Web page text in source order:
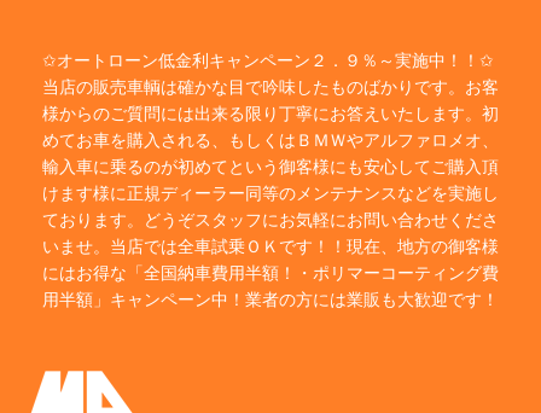
✩オートローン低金利キャンペーン２．９％～実施中！！✩
当店の販売車輌は確かな目で吟味したものばかりです。お客
様からのご質問には出来る限り丁寧にお答えいたします。初
めてお車を購入される、もしくはＢＭＷやアルファロメオ、
輸入車に乗るのが初めてという御客様にも安心してご購入頂
けます様に正規ディーラー同等のメンテナンスなどを実施し
ております。どうぞスタッフにお気軽にお問い合わせくださ
いませ。当店では全車試乗ＯＫです！！現在、地方の御客様
にはお得な「全国納車費用半額！・ポリマーコーティング費
用半額」キャンペーン中！業者の方には業販も大歓迎です！